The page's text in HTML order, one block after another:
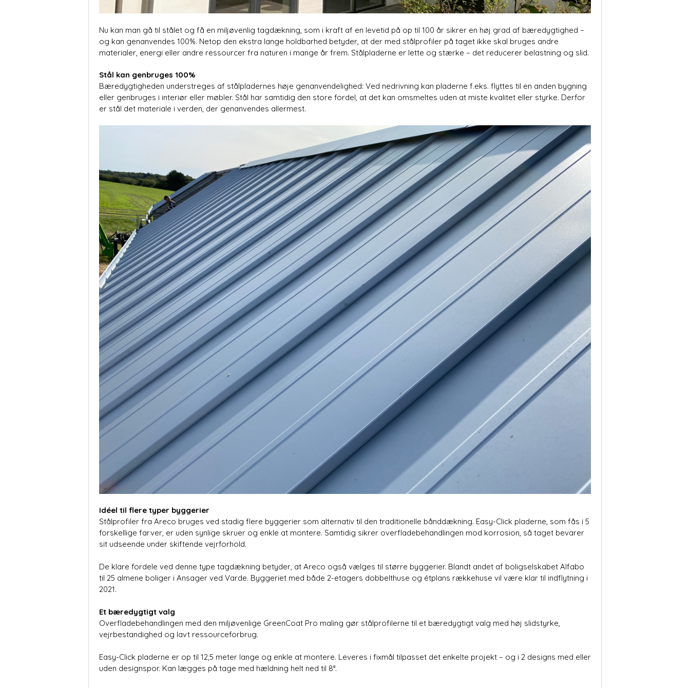
Nu kan man gå til stålet og få en miljøvenlig tagdækning, som i kraft af en levetid på op til 100 år sikrer en høj grad af bæredygtighed –
og kan genanvendes 100%. Netop den ekstra lange holdbarhed betyder, at der med stålprofiler på taget ikke skal bruges andre
materialer, energi eller andre ressourcer fra naturen i mange år frem. Stålpladerne er lette og stærke – det reducerer belastning og slid.
Stål kan genbruges 100%
Bæredygtigheden understreges af stålpladernes høje genanvendelighed: Ved nedrivning kan pladerne f.eks. flyttes til en anden bygning
eller genbruges i interiør eller møbler. Stål har samtidig den store fordel, at det kan omsmeltes uden at miste kvalitet eller styrke. Derfor
er stål det materiale i verden, der genanvendes allermest.
Idéel til flere typer byggerier
Stålprofiler fra Areco bruges ved stadig flere byggerier som alternativ til den traditionelle bånddækning. Easy-Click pladerne, som fås i 5
forskellige farver, er uden synlige skruer og enkle at montere. Samtidig sikrer overfladebehandlingen mod korrosion, så taget bevarer
sit udseende under skiftende vejrforhold.
De klare fordele ved denne type tagdækning betyder, at Areco også vælges til større byggerier. Blandt andet af boligselskabet Alfabo
til 25 almene boliger i Ansager ved Varde. Byggeriet med både 2-etagers dobbelthuse og étplans rækkehuse vil være klar til indflytning i
2021.
Et bæredygtigt valg
Overfladebehandlingen med den miljøvenlige GreenCoat Pro maling gør stålprofilerne til et bæredygtigt valg med høj slidstyrke,
vejrbestandighed og lavt ressourceforbrug.
Easy-Click pladerne er op til 12,5 meter lange og enkle at montere. Leveres i fixmål tilpasset det enkelte projekt – og i 2 designs med eller
uden designspor. Kan lægges på tage med hældning helt ned til 8°.